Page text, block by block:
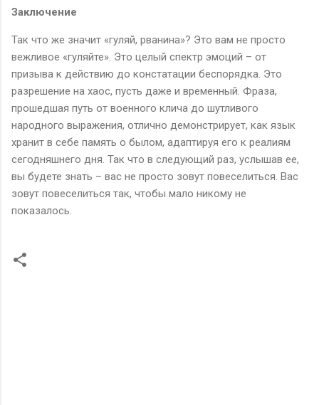
Заключение
Так что же значит «гуляй, рванина»? Это вам не просто
вежливое «гуляйте». Это целый спектр эмоций – от
призыва к действию до констатации беспорядка. Это
разрешение на хаос, пусть даже и временный. Фраза,
прошедшая путь от военного клича до шутливого
народного выражения, отлично демонстрирует, как язык
хранит в себе память о былом, адаптируя его к реалиям
сегодняшнего дня. Так что в следующий раз, услышав ее,
вы будете знать – вас не просто зовут повеселиться. Вас
зовут повеселиться так, чтобы мало никому не
показалось.